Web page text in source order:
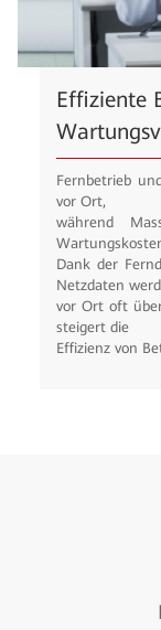
Effiziente
Fernbetrieb
vor Ort,
während
Dank der
Netzdaten
vor Ort oft
steigert die
Effizienz von